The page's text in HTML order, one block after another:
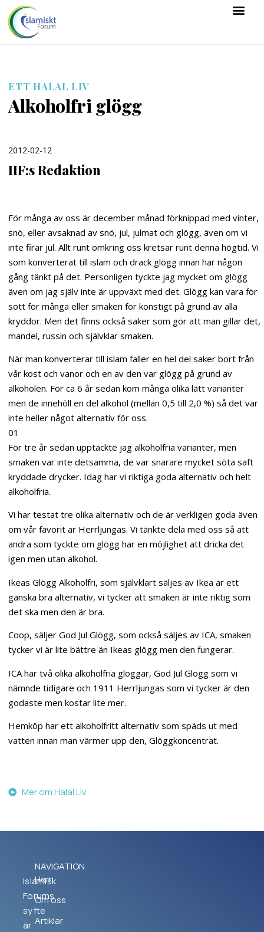
ETT HALAL LIV
Alkoholfri glögg
2012-02-12
IIF:s Redaktion
För många av oss är december månad förknippad med vinter,
snö, eller avsaknad av snö, jul, julmat och glögg, även om vi
inte firar jul. Allt runt omkring oss kretsar runt denna högtid. Vi
som konverterat till islam och drack glögg innan har någon
gång tänkt på det. Personligen tyckte jag mycket om glögg
även om jag själv inte är uppväxt med det. Glögg kan vara för
sött för många eller smaken för konstigt på grund av alla
kryddor. Men det finns också saker som gör att man gillar det,
mandel, russin och självklar smaken.
När man konverterar till islam faller en hel del saker bort från
vår kost och vanor och en av den var glögg på grund av
alkoholen. För ca 6 år sedan kom många olika lätt varianter
men de innehöll en del alkohol (mellan 0,5 till 2,0 %) så det var
inte heller något alternativ för oss.
01
För tre år sedan upptäckte jag alkoholfria varianter, men
smaken var inte detsamma, de var snarare mycket söta saft
kryddade drycker. Idag har vi riktiga goda alternativ och helt
alkoholfria.
Vi har testat tre olika alternativ och de är verkligen goda även
om vår favorit är Herrljungas. Vi tänkte dela med oss så att
andra som tyckte om glögg har en möjlighet att dricka det
igen men utan alkohol.
Ikeas Glögg Alkoholfri, som självklart säljes av Ikea är ett
ganska bra alternativ, vi tycker att smaken är inte riktig som
det ska men den är bra.
Coop, säljer God Jul Glögg, som också säljes av ICA, smaken
tycker vi är lite bättre än Ikeas glögg men den fungerar.
ICA har två olika alkoholfria glöggar, God Jul Glögg som vi
nämnde tidigare och 1911 Herrljungas som vi tycker är den
godaste men kostar lite mer.
Hemköp har ett alkoholfritt alternativ som späds ut med
vatten innan man värmer upp den, Glöggkoncentrat.
Mer om Halal Liv
Islamisk
Forums
syfte
är
NAVIGATION
Hem
Om oss
Artiklar